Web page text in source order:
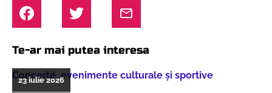
Te-ar mai putea interesa
Concerte, evenimente culturale şi sportive
23 iulie 2026